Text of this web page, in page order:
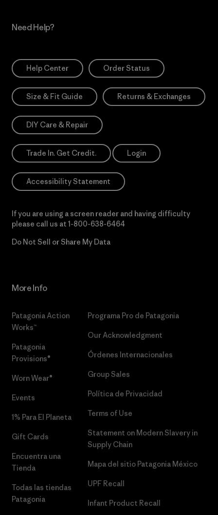
Need Help?
Help Center Order Status
Size & Fit Guide Returns & Exchanges
DIY Care & Repair
Trade In. Get Credit. Login
Accessibility Statement
If you are using a screen reader and having difficulty
please call us at 1-800-638-6464
Do Not Sell or Share My Data
More Info
Patagonia Action
Works™
Patagonia
Provisions®
Worn Wear®
Events
1% Para El Planeta
Gift Cards
Encuentra una
Tienda
Todas las tiendas
Patagonia
Programa Pro de Patagonia
Our Acknowledgment
Órdenes Internacionales
Group Sales
Política de Privacidad
Terms of Use
Statement on Modern Slavery in
Supply Chain
Mapa del sitio Patagonia México
UPF Recall
Infant Product Recall